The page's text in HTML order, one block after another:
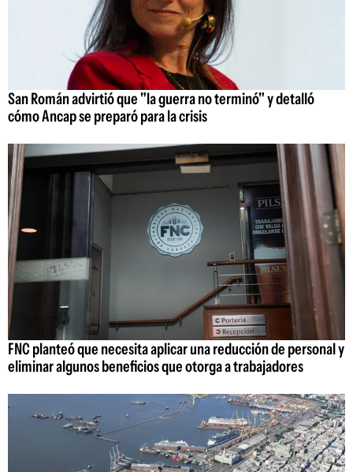
San Román advirtió que "la guerra no terminó" y detalló
cómo Ancap se preparó para la crisis
FNC planteó que necesita aplicar una reducción de personal y
eliminar algunos beneficios que otorga a trabajadores